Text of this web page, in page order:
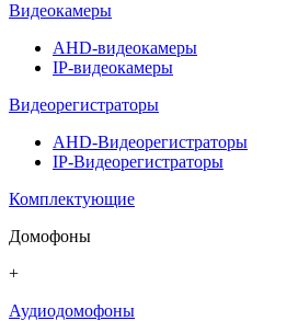
Видеокамеры
AHD-видеокамеры
IP-видеокамеры
Видеорегистраторы
AHD-Видеорегистраторы
IP-Видеорегистраторы
Комплектующие
Домофоны
+
Аудиодомофоны